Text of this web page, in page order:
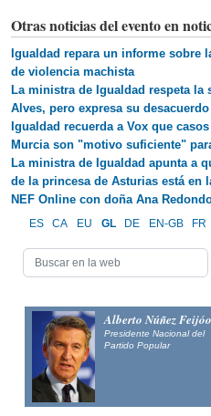
Otras noticias del evento en
Igualdad repara un informe
de violencia machista
La ministra de Igualdad respeta la
Alves, pero expresa su
Igualdad recuerda a Vox que
Murcia son "motivo suficiente"
La ministra de Igualdad apunta a
de la princesa de Asturias está en
NEF Online con doña Ana
ES CA EU GL DE EN-GB FR
Alberto Núñez Feijóo
Presidente Nacional del
Partido Popular